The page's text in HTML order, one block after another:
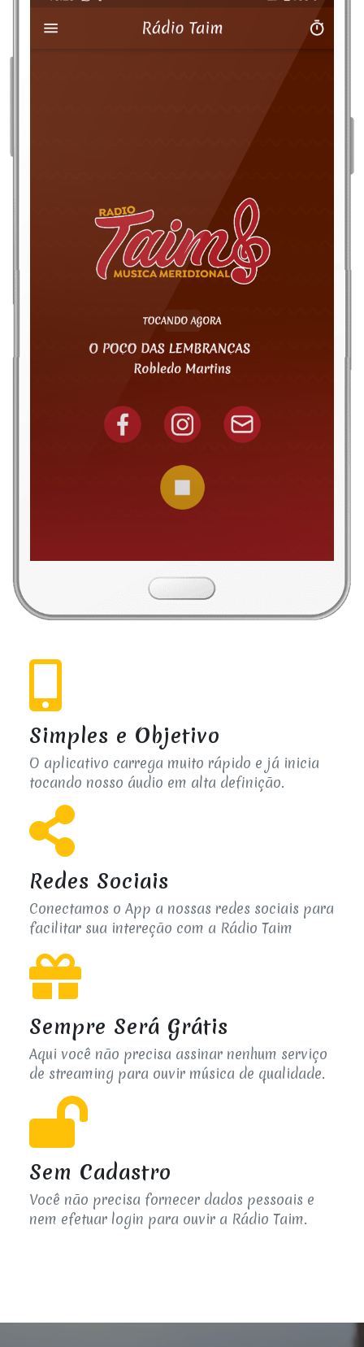
Simples e Objetivo
O aplicativo carrega muito rápido e já inicia
tocando nosso áudio em alta definição.
Redes Sociais
Conectamos o App a nossas redes sociais para
facilitar sua intereção com a Rádio Taim
Sempre Será Grátis
Aqui você não precisa assinar nenhum serviço
de streaming para ouvir música de qualidade.
Sem Cadastro
Você não precisa fornecer dados pessoais e
nem efetuar login para ouvir a Rádio Taim.